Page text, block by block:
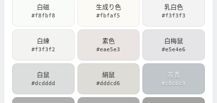
白磁
#f8fbf8
生成り色
#fbfaf5
乳白色
#f3f3f3
白練
#f3f3f2
素色
#eae5e3
白梅鼠
#e5e4e6
白鼠
#dcdddd
絹鼠
#dddcd6
灰青
#c0c6c9